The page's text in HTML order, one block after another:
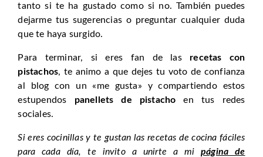
tanto si te ha gustado como si no. También puedes
dejarme tus sugerencias o preguntar cualquier duda
que te haya surgido.
Para terminar, si eres fan de las recetas con
pistachos, te animo a que dejes tu voto de confianza
al blog con un «me gusta» y compartiendo estos
estupendos panellets de pistacho en tus redes
sociales.
Si eres cocinillas y te gustan las recetas de cocina fáciles
para cada día, te invito a unirte a mipágina de